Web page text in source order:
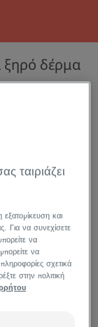
ξηρό δέρμα
Αναπλήρωσης
AD - Κρέμα
Λιπιδίων
ταιριάζει
και
Για να συνεχίσετε
να
να
σχετικά
στην πολιτική